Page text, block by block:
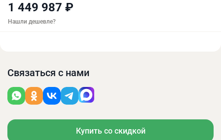
1 449 987 ₽
Нашли дешевле?
Связаться с нами
Купить со скидкой